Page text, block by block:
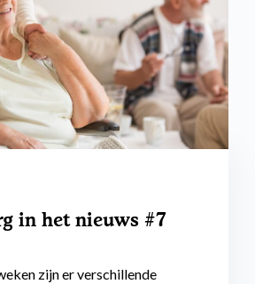
in het nieuws #7
zijn er verschillende